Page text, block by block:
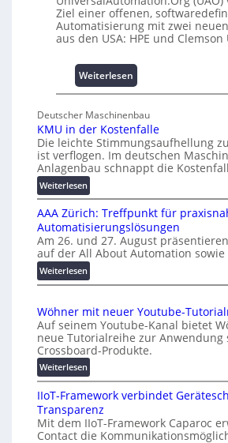
m
n
i
s
e
s
c
h
a
f
f
n
A
Ziel einer offenen,
Automatisierung mit zwei
aus den USA: HPE und
Weiterlesen
U
i
v
e
r
l
A
u
t
m
t
i
o
O
g
w
Deutscher Maschinenbau
KMU in der Kostenfalle
Die leichte Stimmungsaufhellung
ist verflogen. Im deutschen
Anlagenbau schnappt die
Weiterlesen:
K
M
U
i
n
d
e
K
o
s
t
e
n
f
a
l
l
AAA Zürich: Treffpunkt für
Automatisierungslösungen
Am 26. und 27. August
auf der All About Automation
Weiterlesen:
A
A
Z
ü
r
i
c
h
:
T
r
Wöhner mit neuer Youtube-
Auf seinem Youtube-Kanal bietet
neue Tutorialreihe zur Anwendung
Crossboard-Produkte.
Weiterlesen:
W
ö
h
n
e
IIoT-Framework verbindet
Transparenz
Mit dem IIoT-Framework Caparoc
Contact die